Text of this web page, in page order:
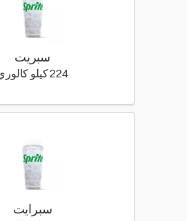
سبريت
224 كيلو كالوري
سبرايت